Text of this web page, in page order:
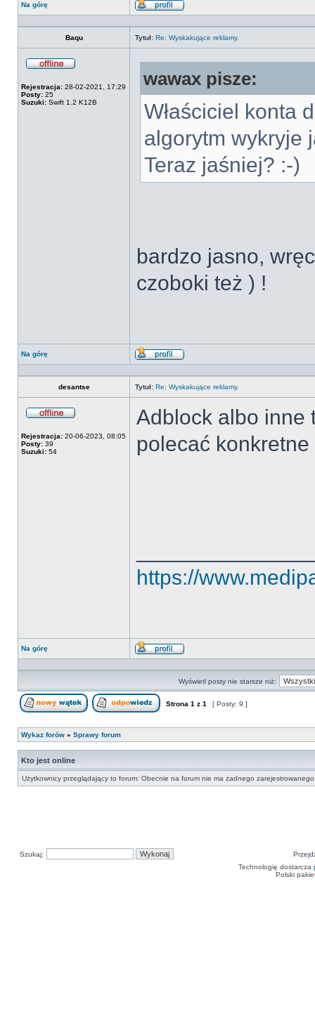
Na górę
Wyświetl
Baqu
Tytuł: Re: Wyskakujące reklamy.
Rejestracja: 28-02-2021, 17:29
Posty: 25
Suzuki: Swift 1.2 K12B
wawax pisze:
Właściciel konta
algorytm wykryje
Teraz jaśniej? :-)
bardzo jasno,
czoboki też ) !
Na górę
Wyświetl
desantse
Tytuł: Re: Wyskakujące reklamy.
Rejestracja: 20-06-2023, 08:05
Posty: 39
Suzuki: 54
Adblock albo inne
polecać konkretne
https://
Na górę
Wyświetl
Wyświetl posty nie starsze niż:
Strona 1 z 1 [ Posty: 9 ]
Wykaz forów » Sprawy forum
Kto jest online
Użytkownicy przeglądający to forum: Obecnie na forum nie ma żadnego
Szukaj:
Technologię dostarcza
Polski